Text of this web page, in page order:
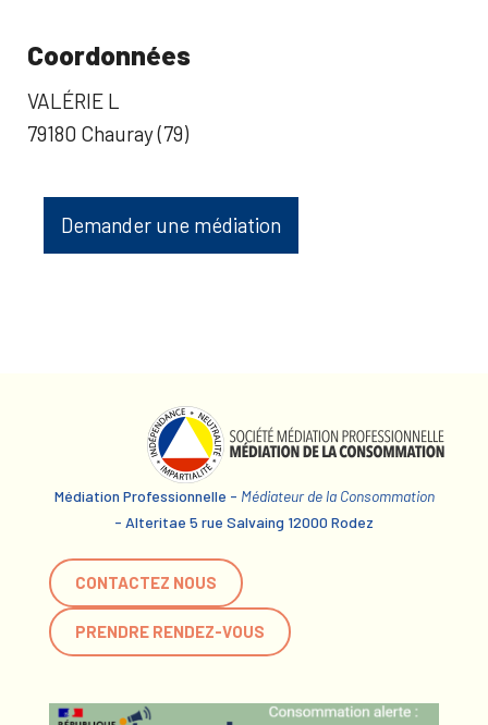
Coordonnées
VALÉRIE L
79180 Chauray (79)
Demander une médiation
Médiation Professionnelle - Médiateur de la Consommation
- Alteritae 5 rue Salvaing 12000 Rodez
CONTACTEZ NOUS
PRENDRE RENDEZ-VOUS